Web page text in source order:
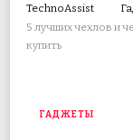
TechnoAssist
5 лучших чехлов и
купить
ГАДЖЕТЫ